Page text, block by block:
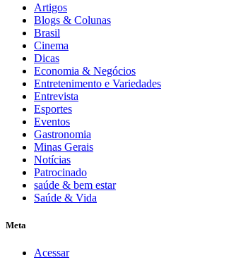
Artigos
Blogs & Colunas
Brasil
Cinema
Dicas
Economia & Negócios
Entretenimento e Variedades
Entrevista
Esportes
Eventos
Gastronomia
Minas Gerais
Notícias
Patrocinado
saúde & bem estar
Saúde & Vida
Meta
Acessar